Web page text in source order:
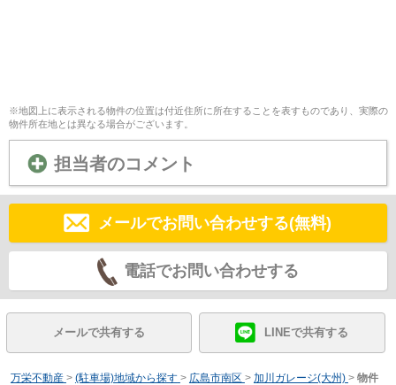
※地図上に表示される物件の位置は付近住所に所在することを表すものであり、実際の
物件所在地とは異なる場合がございます。
担当者のコメント
メールでお問い合わせする(無料)
電話でお問い合わせする
メールで共有する LINEで共有する
万栄不動産 > (駐車場)地域から探す > 広島市南区 > 加川ガレージ(大州) > 物件